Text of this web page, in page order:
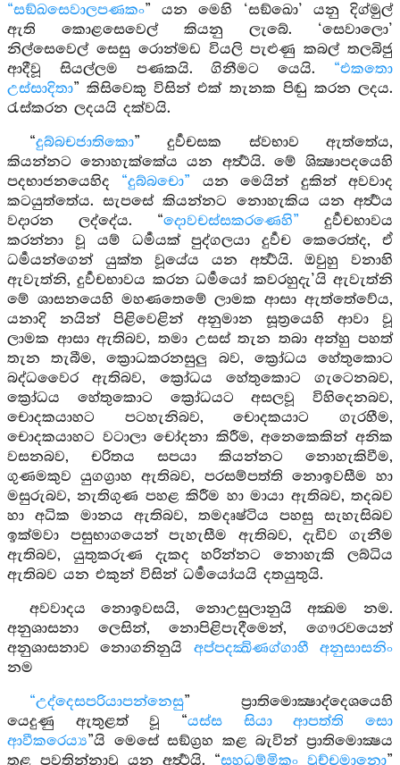
“සඞ්ඛසෙවාලපණකං” යන මෙහි ‘සඞ්ඛො’ යනු දිග්මුල්
ඇති කොළසෙවෙල් කියනු ලැබේ. ‘සෙවාලො’
නිල්සෙවෙල් සෙසු රොන්මඩ වියලි පැළුණු කබල් තලබිජු
ආදීවූ සියල්ලම පණකයි. ගිනීමට යෙයි. “එකතො
උස්සාදිතා” කිසිවෙකු විසින් එක් තැනක පිඬු කරන ලදය.
රැස්කරන ලදයයි දක්වයි.
“දුබ්බචජාතිකො” දුර්‍වචසක ස්වභාව ඇත්තේය,
කියන්නට නොහැක්කේය යන අර්‍ත්‍ථයි. මේ ශික්‍ෂාපදයෙහි
පදභාජනයෙහිද “දුබ්බචො” යන මෙයින් දුකින් අවවාද
කටයුත්තේය. සැපසේ කියන්නට නොහැකිය යන අර්‍ත්‍ථය
වදාරන ලද්දේය. “දොවචස්සකරණෙහි” දුර්‍වචභාවය
කරන්නා වූ යම් ධර්‍මයක් පුද්ගලයා දුර්‍වච කෙරෙත්ද, ඒ
ධර්‍මයන්ගෙන් යුක්ත වූයේය යන අර්‍ත්‍ථයි. ඔවුහු වනාහි
ඇවැත්නි, දුර්‍වචභාවය කරන ධර්‍මයෝ කවරහුදැ’යි ඇවැත්නි
මේ ශාසනයෙහි මහණතෙමේ ලාමක ආසා ඇත්තේවේය,
යනාදි නයින් පිළිවෙළින් අනුමාන සූත්‍රයෙහි ආවා වූ
ලාමක ආසා ඇතිබව, තමා උසස් තැන තබා අන්හු පහත්
තැන තැබීම, ක්‍රොධකරනසුලු බව, ක්‍රෝධය හේතුකොට
බද්ධවෛර ඇතිබව, ක්‍රෝධය හේතුකොට ගැටෙනබව,
ක්‍රෝධය හේතුකොට ක්‍රෝධයට අසලවූ විහිදෙනබව,
චොදකයාහට පටහැනිබව, චොදකයාට ගැරහීම,
චොදකයාහට වටාලා චෝදනා කිරීම, අනෙකෙකින් අනික
වසනබව, චරිතය සපයා කියන්නට නොහැකිවීම,
ගුණමකුව යුගග්‍රාහ ඇතිබව, පරසම්පත්ති නොඉවසීම හා
මසුරුබව, නැතිගුණ පහළ කිරීම හා මායා ඇතිබව, තදබව
හා අධික මානය ඇතිබව, තමදෘෂ්ටිය පහසු සැහැසිබව
ඉක්මවා පසුභාගයෙන් පැහැසීම ඇතිබව, දැඩිව ගැනීම
ඇතිබව, යුතුකරුණ දැකද හරින්නට නොහැකි ලබ්ධිය
ඇතිබව යන එකුන් විසින් ධර්‍මයෝයයි දතයුතුයි.
අවවාදය නොඉවසයි, නොඋසුලානුයි අක්‍ඛම නම.
අනුශාසනා ලෙසින්, නොපිළිපැදීමෙන්, ගෞරවයෙන්
අනුශාසනාව නොගනිනුයි අප්පදක්‍ඛිණග්ගාහී අනුසාසනිං
නම
“උද්දෙසපරියාපන්නෙසු” ප්‍රාතිමොක්‍ෂාද්දෙශයෙහි
යෙදුණු ඇතුළත් වූ “යස්ස සියා ආපත්ති සො
ආවීකරෙය්‍ය”යි මෙසේ සඞ්ග්‍රහ කළ බැවින් ප්‍රාතිමොක්‍ෂය
තුළ පවතින්නාවූ යන අර්‍ත්‍ථයි. “සහධම්මිකං වුච්චමානො”